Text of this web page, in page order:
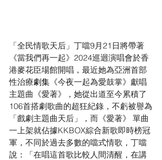
「全民情歌天后」丁噹9月21日將帶著
《當我們再一起》2024巡迴演唱會於香
港麥花臣場館開唱，最近她為亞洲首部
性治療劇集 《今夜一起為愛鼓掌》獻唱
主題曲《愛著》，她從出道至今累積了
106首搭劇歌曲的超狂紀錄，不虧被譽為
「戲劇主題曲天后」，而《愛著》 單曲
一上架就佔據KKBOX綜合新歌即時榜冠
軍，不同於過去多數的噹式情歌，丁噹
說：「在唱這首歌比較人間清醒，在講